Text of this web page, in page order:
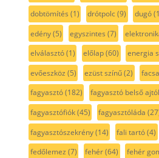
dobtömítés (1) drótpolc(9) dugó
edény(5) egyszintes (7)
elválasztó(1) előlap(60) energia
evőeszköz (5) ezüst színű(2)
fagyasztó(182) fagyasztó belső
fagyasztófiók(45) fagyasztóláda
fagyasztószekrény(14) fali tartó(4)
fedőlemez (7) fehér(64) fehér